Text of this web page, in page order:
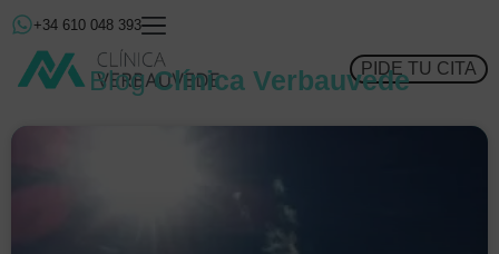
+34 610 048 393
PIDE TU CITA
BlogClínica Verbauvede